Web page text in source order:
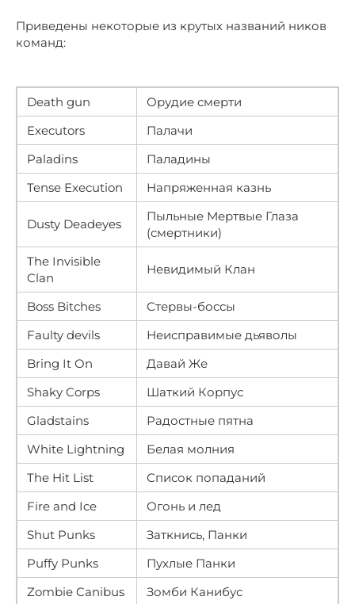
Приведены некоторые из крутых названий ников
команд:
Death gun
Орудие смерти
Executors
Палачи
Paladins
Паладины
Tense Execution
Напряженная казнь
Dusty Deadeyes
Пыльные Мертвые Глаза
(смертники)
The Invisible
Clan
Невидимый Клан
Boss Bitches
Стервы-боссы
Faulty devils
Неисправимые дьяволы
Bring It On
Давай Же
Shaky Corps
Шаткий Корпус
Gladstains
Радостные пятна
White Lightning
Белая молния
The Hit List
Список попаданий
Fire and Ice
Огонь и лед
Shut Punks
Заткнись, Панки
Puffy Punks
Пухлые Панки
Zombie Canibus
Зомби Канибус